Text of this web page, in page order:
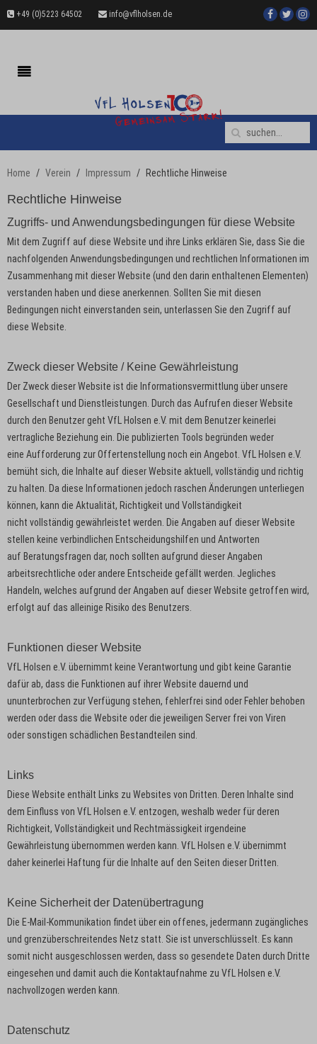
+49 (0)5223 64502 info@vflholsen.de
Home Verein Impressum Rechtliche Hinweise
Rechtliche Hinweise
Zugriffs- und Anwendungsbedingungen für diese Website
Mit dem Zugriff auf diese Website und ihre Links erklären Sie, dass Sie die
nachfolgenden Anwendungsbedingungen und rechtlichen Informationen im
Zusammenhang mit dieser Website (und den darin enthaltenen Elementen)
verstanden haben und diese anerkennen. Sollten Sie mit diesen
Bedingungen nicht einverstanden sein, unterlassen Sie den Zugriff auf
diese Website.
Zweck dieser Website / Keine Gewährleistung
Der Zweck dieser Website ist die Informationsvermittlung über unsere
Gesellschaft und Dienstleistungen. Durch das Aufrufen dieser Website
durch den Benutzer geht VfL Holsen e.V. mit dem Benutzer keinerlei
vertragliche Beziehung ein. Die publizierten Tools begründen weder
eine Aufforderung zur Offertenstellung noch ein Angebot. VfL Holsen e.V.
bemüht sich, die Inhalte auf dieser Website aktuell, vollständig und richtig
zu halten. Da diese Informationen jedoch raschen Änderungen unterliegen
können, kann die Aktualität, Richtigkeit und Vollständigkeit
nicht vollständig gewährleistet werden. Die Angaben auf dieser Website
stellen keine verbindlichen Entscheidungshilfen und Antworten
auf Beratungsfragen dar, noch sollten aufgrund dieser Angaben
arbeitsrechtliche oder andere Entscheide gefällt werden. Jegliches
Handeln, welches aufgrund der Angaben auf dieser Website getroffen wird,
erfolgt auf das alleinige Risiko des Benutzers.
Funktionen dieser Website
VfL Holsen e.V. übernimmt keine Verantwortung und gibt keine Garantie
dafür ab, dass die Funktionen auf ihrer Website dauernd und
ununterbrochen zur Verfügung stehen, fehlerfrei sind oder Fehler behoben
werden oder dass die Website oder die jeweiligen Server frei von Viren
oder sonstigen schädlichen Bestandteilen sind.
Links
Diese Website enthält Links zu Websites von Dritten. Deren Inhalte sind
dem Einfluss von VfL Holsen e.V. entzogen, weshalb weder für deren
Richtigkeit, Vollständigkeit und Rechtmässigkeit irgendeine
Gewährleistung übernommen werden kann. VfL Holsen e.V. übernimmt
daher keinerlei Haftung für die Inhalte auf den Seiten dieser Dritten.
Keine Sicherheit der Datenübertragung
Die E-Mail-Kommunikation findet über ein offenes, jedermann zugängliches
und grenzüberschreitendes Netz statt. Sie ist unverschlüsselt. Es kann
somit nicht ausgeschlossen werden, dass so gesendete Daten durch Dritte
eingesehen und damit auch die Kontaktaufnahme zu VfL Holsen e.V.
nachvollzogen werden kann.
Datenschutz